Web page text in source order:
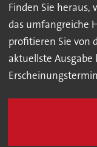
Finden Sie heraus,
das umfangreiche
profitieren Sie von
aktuellste Ausgabe